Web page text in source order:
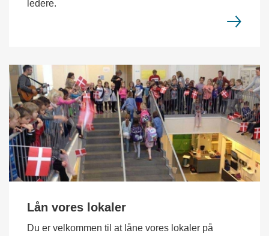
ledere.
Lån vores lokaler
Du er velkommen til at låne vores lokaler på